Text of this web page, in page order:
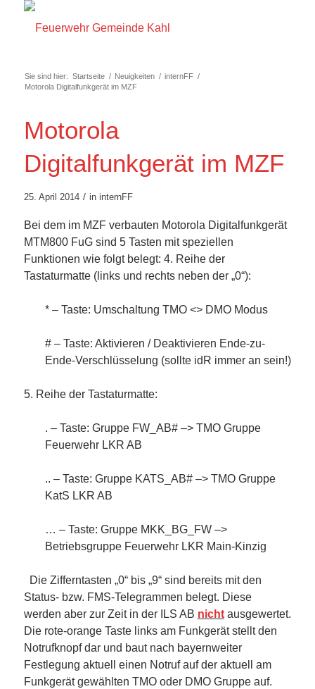
Sie sind hier: Startseite / Neuigkeiten / internFF /
Motorola Digitalfunkgerät im MZF
Motorola
Digitalfunkgerät im MZF
25. April 2014 / in internFF
Bei dem im MZF verbauten Motorola Digitalfunkgerät
MTM800 FuG sind 5 Tasten mit speziellen
Funktionen wie folgt belegt: 4. Reihe der
Tastaturmatte (links und rechts neben der „0“):
* – Taste: Umschaltung TMO <> DMO Modus
# – Taste: Aktivieren / Deaktivieren Ende-zu-
Ende-Verschlüsselung (sollte idR immer an sein!)
5. Reihe der Tastaturmatte:
. – Taste: Gruppe FW_AB# –> TMO Gruppe
Feuerwehr LKR AB
.. – Taste: Gruppe KATS_AB# –> TMO Gruppe
KatS LKR AB
… – Taste: Gruppe MKK_BG_FW –>
Betriebsgruppe Feuerwehr LKR Main-Kinzig
Die Zifferntasten „0“ bis „9“ sind bereits mit den
Status- bzw. FMS-Telegrammen belegt. Diese
werden aber zur Zeit in der ILS AB nichtausgewertet.
Die rote-orange Taste links am Funkgerät stellt den
Notrufknopf dar und baut nach bayernweiter
Festlegung aktuell einen Notruf auf der aktuell am
Funkgerät gewählten TMO oder DMO Gruppe auf.